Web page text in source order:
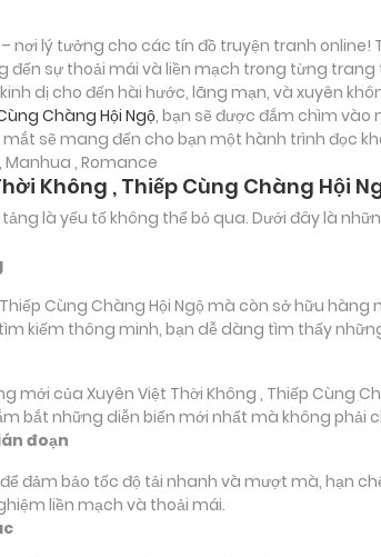
– nơi lý tưởng cho các tín đồ truyện tranh
sự thoải mái và liền mạch trong từng trang
dị cho đến hài hước, lãng mạn, và xuyên
Chàng Hội Ngộ, bạn sẽ được đắm chìm vào
sẽ mang đến cho bạn một hành trình đọc
Manhua , Romance
Không , Thiếp Cùng Chàng Hội
là yếu tố không thể bỏ qua. Dưới đây là
Cùng Chàng Hội Ngộ mà còn sở hữu
kiếm thông minh, bạn dễ dàng tìm thấy
của Xuyên Việt Thời Không , Thiếp Cùng
bắt những diễn biến mới nhất mà không phải
đoạn
đảm bảo tốc độ tải nhanh và mượt mà, hạn
liền mạch và thoải mái.